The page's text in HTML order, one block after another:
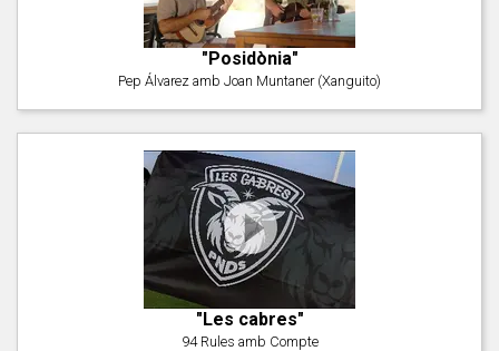
"Posidònia"
Pep Álvarez amb Joan Muntaner (Xanguito)
"Les cabres"
94 Rules amb Compte